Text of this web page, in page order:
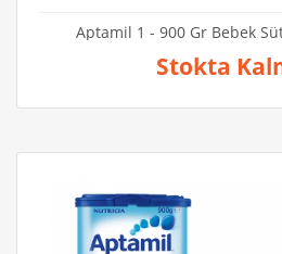
Aptamil 1 - 900 Gr Bebek
Stokta